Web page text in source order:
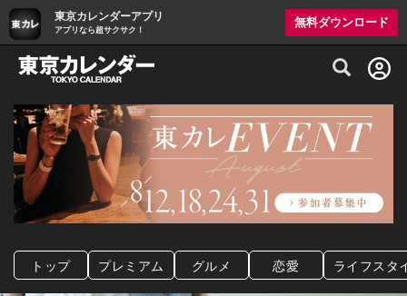
東京カレンダーアプリ
アプリなら超サクサク！
無料ダウンロード
グルメ情報・プレミアムレストラン予約
トップ プレミアム グルメ 恋愛 ライフスタ